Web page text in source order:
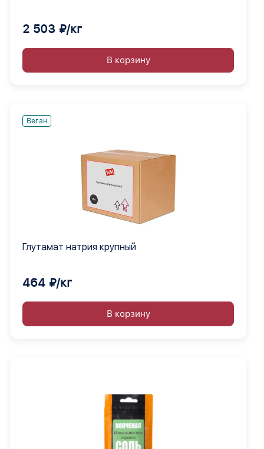
2 503 ₽/кг
В корзину
Веган
Глутамат натрия крупный
464 ₽/кг
В корзину